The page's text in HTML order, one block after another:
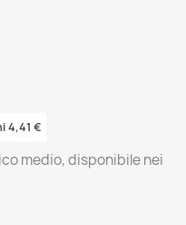
4,41 €
medio, disponibile nei